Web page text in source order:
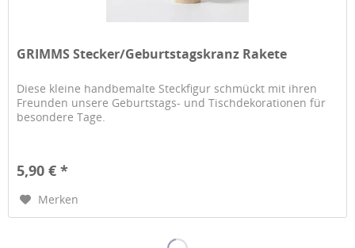
GRIMMS Stecker/Geburtstagskranz Rakete
Diese kleine handbemalte Steckfigur schmückt mit ihren
Freunden unsere Geburtstags- und Tischdekorationen für
besondere Tage.
5,90 € *
Merken